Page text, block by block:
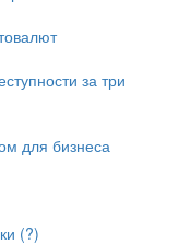
за три
для бизнеса
(?)